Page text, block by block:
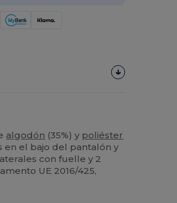
algodón (35%) y poliéster
en el bajo del pantalón y
con fuelle y 2
UE 2016/425,